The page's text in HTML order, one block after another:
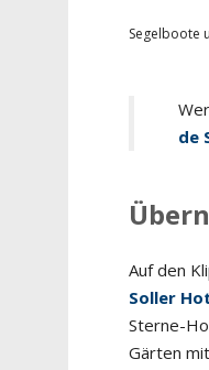
Segelboote
de
Auf den
Soller
Sterne-
Gärten